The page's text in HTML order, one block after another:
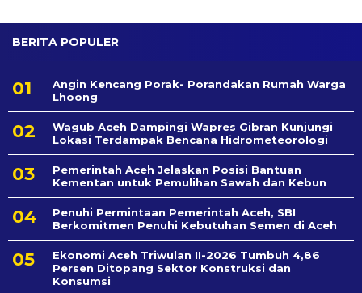
BERITA POPULER
Angin Kencang Porak- Porandakan Rumah Warga
Lhoong
Wagub Aceh Dampingi Wapres Gibran Kunjungi
Lokasi Terdampak Bencana Hidrometeorologi
Pemerintah Aceh Jelaskan Posisi Bantuan
Kementan untuk Pemulihan Sawah dan Kebun
Penuhi Permintaan Pemerintah Aceh, SBI
Berkomitmen Penuhi Kebutuhan Semen di Aceh
Ekonomi Aceh Triwulan II-2026 Tumbuh 4,86
Persen Ditopang Sektor Konstruksi dan
Konsumsi